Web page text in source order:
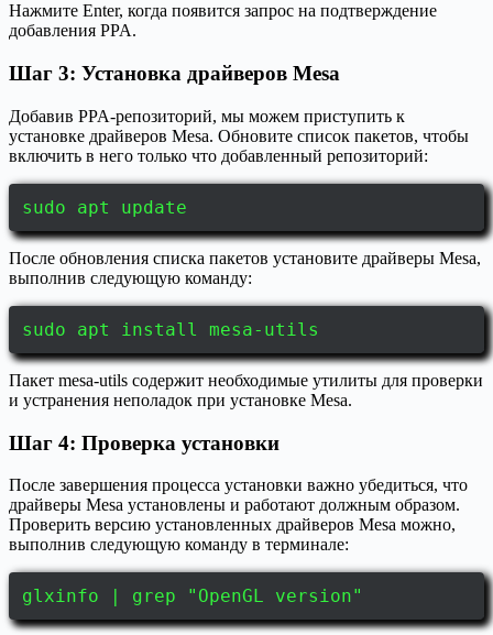
Нажмите Enter, когда появится запрос на подтверждение
добавления PPA.
Шаг 3: Установка драйверов Mesa
Добавив PPA-репозиторий, мы можем приступить к
установке драйверов Mesa. Обновите список пакетов, чтобы
включить в него только что добавленный репозиторий:
sudo apt update
После обновления списка пакетов установите драйверы Mesa,
выполнив следующую команду:
sudo apt install mesa-utils
Пакет mesa-utils содержит необходимые утилиты для проверки
и устранения неполадок при установке Mesa.
Шаг 4: Проверка установки
После завершения процесса установки важно убедиться, что
драйверы Mesa установлены и работают должным образом.
Проверить версию установленных драйверов Mesa можно,
выполнив следующую команду в терминале:
glxinfo | grep "OpenGL version"